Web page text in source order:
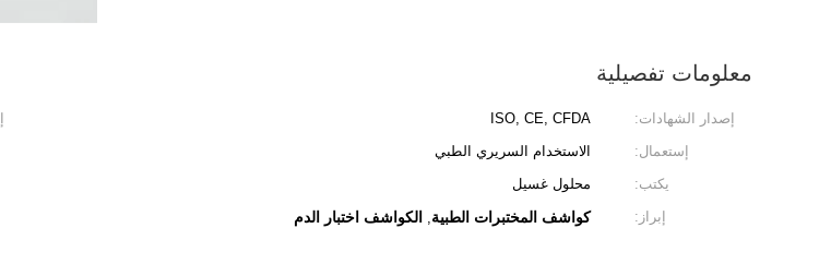
معلومات تفصيلية
إصدار الشهادات: ISO, CE, CFDA
إستعمال:
الاستخدام السريري الطبي
يكتب:
محلول غسيل
إبراز:
كواشف المختبرات الطبية, الكواشف اختبار الدم